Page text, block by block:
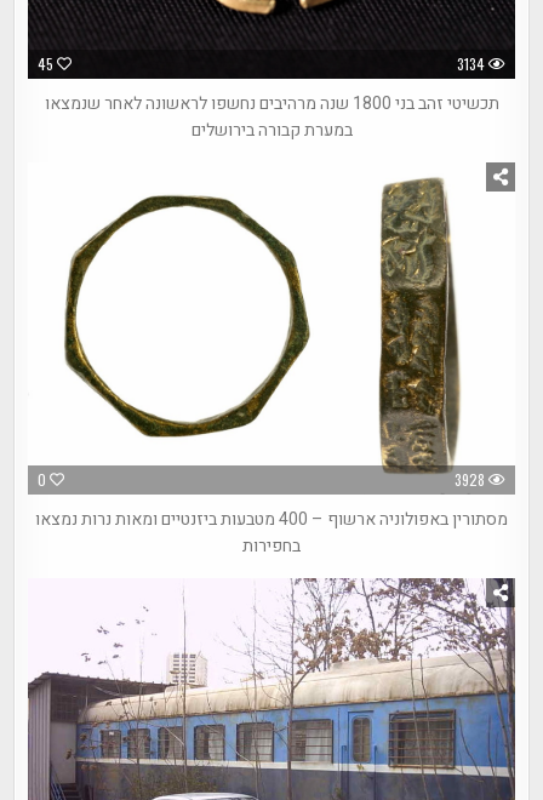
45 3134
תכשיטי זהב בני 1800 שנה מרהיבים נחשפו לראשונה לאחר שנמצאו
במערת קבורה בירושלים
0 3928
מסתורין באפולוניה ארשוף – 400 מטבעות ביזנטיים ומאות נרות נמצאו
בחפירות